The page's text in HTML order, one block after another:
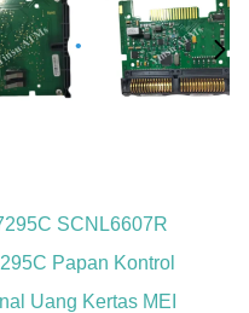
SCNL6607R
Papan Kontrol
Uang Kertas MEI